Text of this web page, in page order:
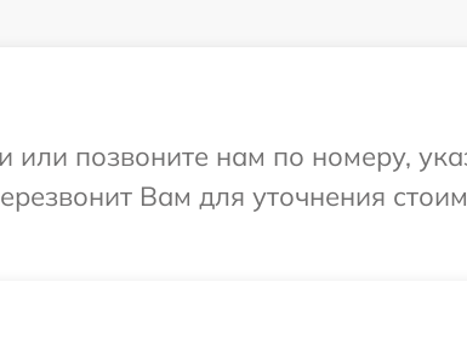
позвоните нам по номеру,
Вам для уточнения